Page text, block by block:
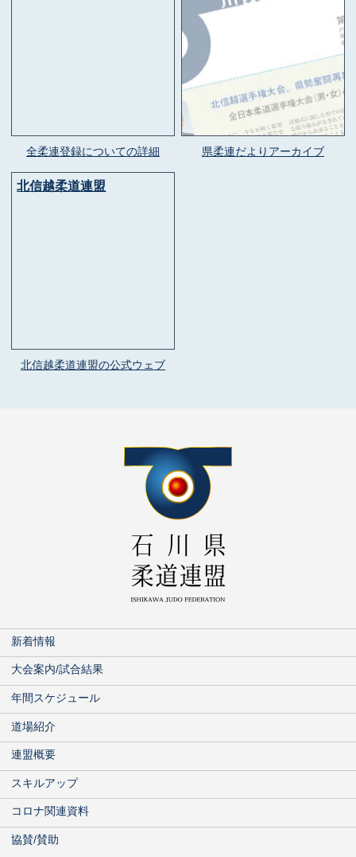
全柔連登録についての詳細 県柔連だよりアーカイブ
北信越柔道連盟
北信越柔道連盟の公式ウェブ
新着情報
大会案内/試合結果
年間スケジュール
道場紹介
連盟概要
スキルアップ
コロナ関連資料
協賛/賛助